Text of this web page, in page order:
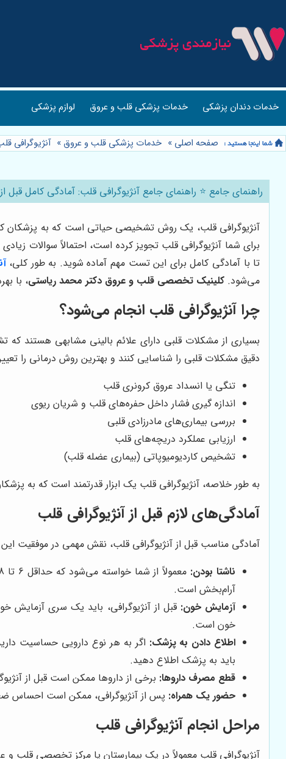
خدمات دندان پزشکی خدمات پزشکی قلب و عروق لوازم پزشکی
صفحه اصلی » خدمات پزشکی قلب و عروق » آنژیوگرافی
راهنمای جامع ⭐️ راهنمای جامع آنژیوگرافی قلب: آمادگی کامل
آنژیوگرافی قلب، یک روش تشخیصی حیاتی است که به پزشکان
برای شما آنژیوگرافی قلب تجویز کرده است، احتمالاً سوالات
تا با آمادگی کامل برای این تست مهم آماده شوید. به طور کلی،
می‌شود. کلینیک تخصصی قلب و عروق دکتر محمد ریاستی، با
چرا آنژیوگرافی قلب انجام می‌شود؟
بسیاری از مشکلات قلبی دارای علائم بالینی مشابهی هستند
دقیق مشکلات قلبی را شناسایی کنند و بهترین روش درمانی را
تنگی یا انسداد عروق کرونری قلب
اندازه گیری فشار داخل حفره‌های قلب و شریان ریوی
بررسی بیماری‌های مادرزادی قلبی
ارزیابی عملکرد دریچه‌های قلب
تشخیص کاردیومیوپاتی (بیماری عضله قلب)
به طور خلاصه، آنژیوگرافی قلب یک ابزار قدرتمند است که به
آمادگی‌های لازم قبل از آنژیوگرافی قلب
آمادگی مناسب قبل از آنژیوگرافی قلب، نقش مهمی در موفقیت
ناشتا بودن:
آرام‌بخش است.
آزمایش خون: قبل از آنژیوگرافی، باید یک سری
خون است.
اطلاع دادن به پزشک: اگر به هر نوع دارویی حساسیت
باید به پزشک اطلاع دهید.
قطع مصرف داروها: برخی از داروها ممکن است قبل از
حضور یک همراه: پس از آنژیوگرافی، ممکن است احساس
مراحل انجام آنژیوگرافی قلب
آنژیوگرافی قلب معمولاً در یک بیمارستان یا مرکز تخصصی قلب